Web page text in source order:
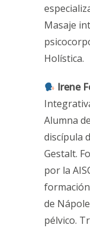
Masaje
Holística.
Irene
Alumna
discípula
Gestalt.
por la
de
pélvico.